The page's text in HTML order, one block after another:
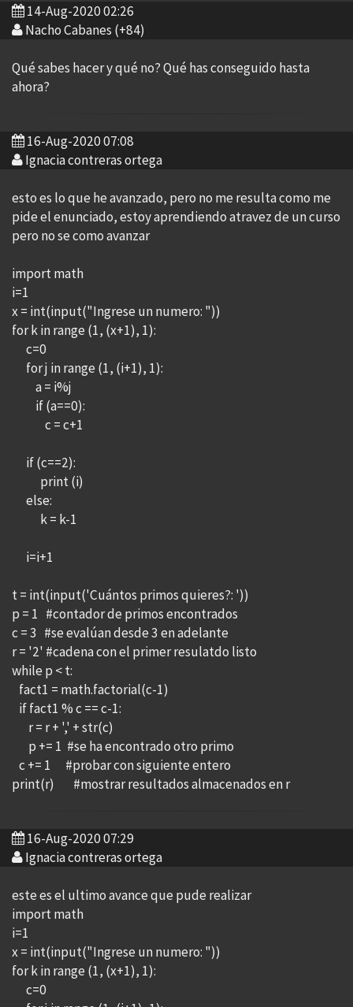
14-Aug-2020 02:26
Nacho Cabanes (+84)
Qué sabes hacer y qué no? Qué has conseguido hasta
ahora?
16-Aug-2020 07:08
Ignacia contreras ortega
esto es lo que he avanzado, pero no me resulta como me
pide el enunciado, estoy aprendiendo atravez de un curso
pero no se como avanzar
import math
i=1
x = int(input("Ingrese un numero: "))
for k in range (1, (x+1), 1):
c=0
for j in range (1, (i+1), 1):
a = i%j
if (a==0):
c = c+1
if (c==2):
print (i)
else:
k = k-1
i=i+1
t = int(input('Cuántos primos quieres?: '))
p = 1 #contador de primos encontrados
c = 3 #se evalúan desde 3 en adelante
r = '2' #cadena con el primer resulatdo listo
while p < t:
fact1 = math.factorial(c-1)
if fact1 % c == c-1:
r = r + ',' + str(c)
p += 1 #se ha encontrado otro primo
c += 1 #probar con siguiente entero
print(r) #mostrar resultados almacenados en r
16-Aug-2020 07:29
Ignacia contreras ortega
este es el ultimo avance que pude realizar
import math
i=1
x = int(input("Ingrese un numero: "))
for k in range (1, (x+1), 1):
c=0